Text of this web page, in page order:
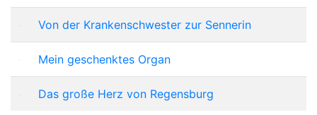
Von der Krankenschwester zur Sennerin
Mein geschenktes Organ
Das große Herz von Regensburg